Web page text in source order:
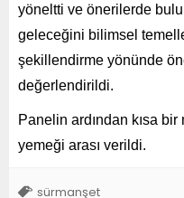
yöneltti ve önerilerde
geleceğini bilimsel
şekillendirme yönünde
değerlendirildi.
Panelin ardından kısa
yemeği arası verildi.
sürmanşet